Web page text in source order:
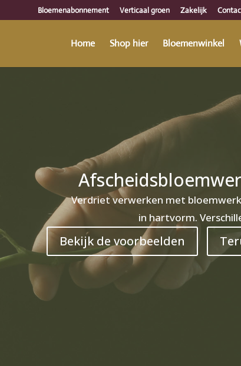
Bloemenabonnement Verticaal groen Zakelijk
Home Shop hier Bloemenwinkel
Verdriet verwerken met
in hartvorm.
Bekijk de voorbeelden